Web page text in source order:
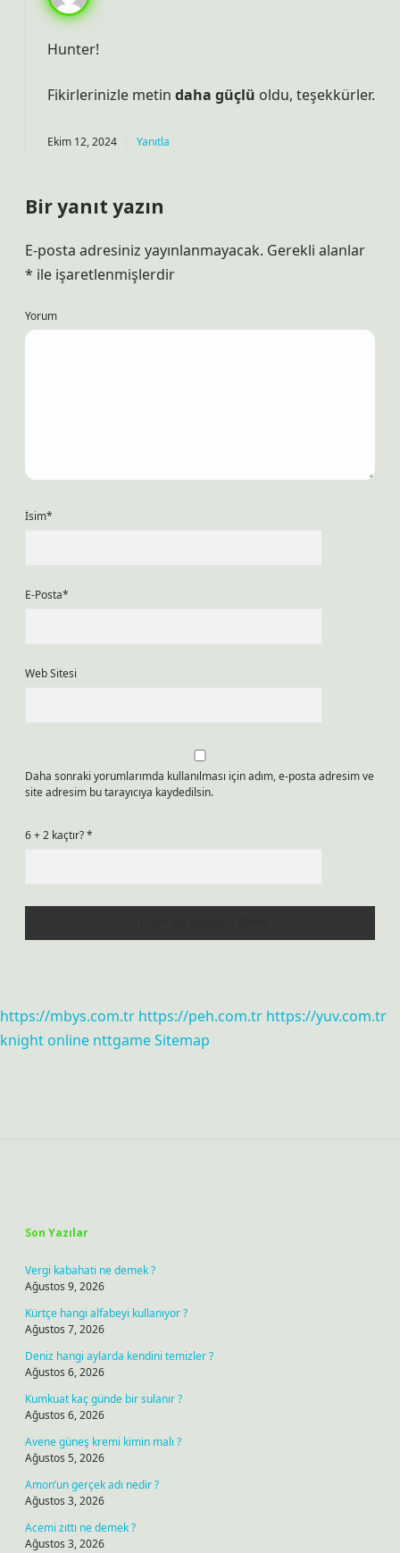
Hunter!
Fikirlerinizle metin daha güçlü oldu, teşekkürler.
Ekim 12, 2024 Yanıtla
Bir yanıt yazın
E-posta adresiniz yayınlanmayacak. Gerekli alanlar
* ile işaretlenmişlerdir
Yorum
İsim*
E-Posta*
Web Sitesi
Daha sonraki yorumlarımda kullanılması için adım, e-posta adresim ve
site adresim bu tarayıcıya kaydedilsin.
6 + 2 kaçtır?*
https://mbys.com.tr https://peh.com.tr https://yuv.com.tr
knight online nttgameSitemap
Son Yazılar
Vergi kabahati ne demek ?
Ağustos 9, 2026
Kürtçe hangi alfabeyi kullanıyor ?
Ağustos 7, 2026
Deniz hangi aylarda kendini temizler ?
Ağustos 6, 2026
Kumkuat kaç günde bir sulanır ?
Ağustos 6, 2026
Avene güneş kremi kimin malı ?
Ağustos 5, 2026
Amon’un gerçek adı nedir ?
Ağustos 3, 2026
Acemi zıttı ne demek ?
Ağustos 3, 2026